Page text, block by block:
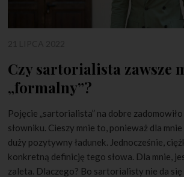
Czy sartorialista zawsze
„formalny”?
Pojęcie „sartorialista” na dobre
słowniku. Cieszy mnie to, ponieważ dla
duży pozytywny ładunek. Jednocześnie,
konkretną definicję tego słowa. Dla mnie,
zaleta. Dlaczego? Bo sartorialisty nie da